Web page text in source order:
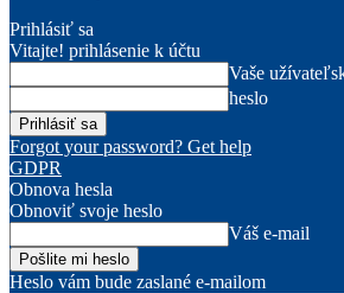
Prihlásiť sa
Vitajte! prihlásenie k účtu
Vaše
heslo
Forgot your password? Get help
GDPR
Obnova hesla
Obnoviť svoje heslo
Váš e-mail
Heslo vám bude zaslané e-mailom